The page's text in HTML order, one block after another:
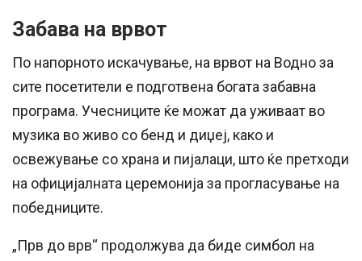
Забава на врвот
По напорното искачување, на врвот на Водно за
сите посетители е подготвена богата забавна
програма. Учесниците ќе можат да уживаат во
музика во живо со бенд и диџеј, како и
освежување со храна и пијалаци, што ќе претходи
на официјалната церемонија за прогласување на
победниците.
„Прв до врв“ продолжува да биде симбол на